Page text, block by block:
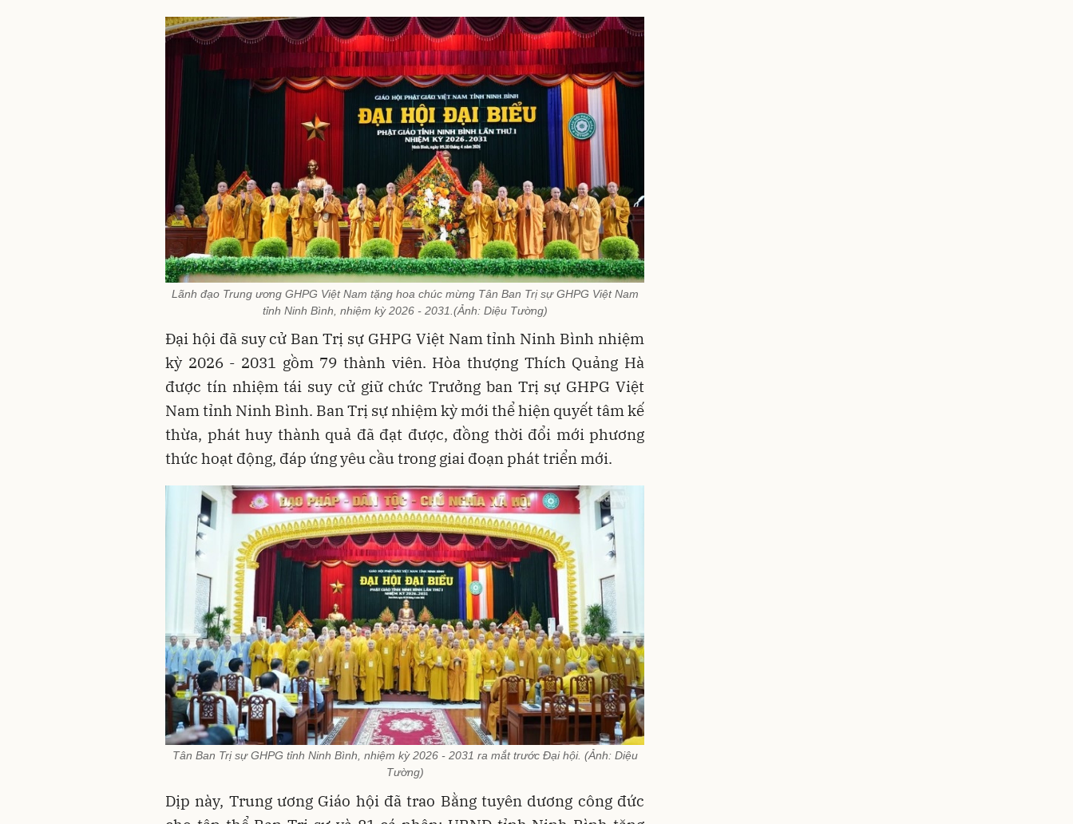
Lãnh đạo Trung ương GHPG Việt Nam tặng hoa chúc mừng Tân Ban Trị sự GHPG Việt Nam
tỉnh Ninh Bình, nhiệm kỳ 2026 - 2031.(Ảnh: Diệu Tường)
Đại hội đã suy cử Ban Trị sự GHPG Việt Nam tỉnh Ninh Bình nhiệm
kỳ 2026 - 2031 gồm 79 thành viên. Hòa thượng Thích Quảng Hà
được tín nhiệm tái suy cử giữ chức Trưởng ban Trị sự GHPG Việt
Nam tỉnh Ninh Bình. Ban Trị sự nhiệm kỳ mới thể hiện quyết tâm kế
thừa, phát huy thành quả đã đạt được, đồng thời đổi mới phương
thức hoạt động, đáp ứng yêu cầu trong giai đoạn phát triển mới.
Tân Ban Trị sự GHPG tỉnh Ninh Bình, nhiệm kỳ 2026 - 2031 ra mắt trước Đại hội. (Ảnh: Diệu
Tường)
Dịp này, Trung ương Giáo hội đã trao Bằng tuyên dương công đức